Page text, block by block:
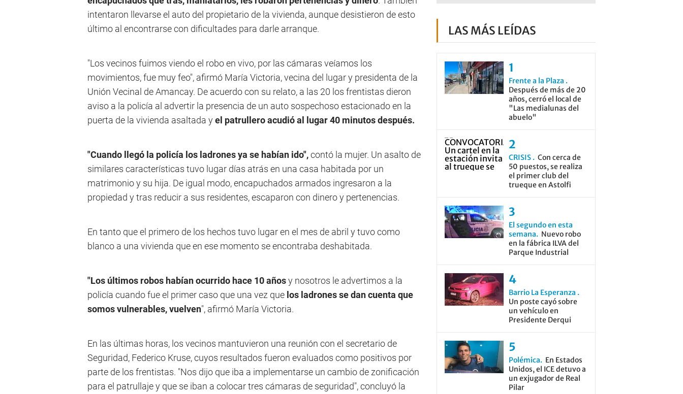
intentaron llevarse el auto del propietario de la vivienda, aunque desistieron de esto
último al encontrarse con dificultades para darle arranque.
"Los vecinos fuimos viendo el robo en vivo, por las cámaras veíamos los
movimientos, fue muy feo", afirmó María Victoria, vecina del lugar y presidenta de la
Unión Vecinal de Amancay. De acuerdo con su relato, a las 20 los frentistas dieron
aviso a la policía al advertir la presencia de un auto sospechoso estacionado en la
puerta de la vivienda asaltada yel patrullero acudió al lugar 40 minutos después.
"Cuando llegó la policía los ladrones ya se habían ido",contó la mujer. Un asalto de
similares características tuvo lugar días atrás en una casa habitada por un
matrimonio y su hija. De igual modo, encapuchados armados ingresaron a la
propiedad y tras reducir a sus residentes, escaparon con dinero y pertenencias.
En tanto que el primero de los hechos tuvo lugar en el mes de abril y tuvo como
blanco a una vivienda que en ese momento se encontraba deshabitada.
"Los últimos robos habían ocurrido hace 10 añosy nosotros le advertimos a la
policía cuando fue el primer caso que una vez que los ladrones se dan cuenta que
somos vulnerables, vuelven", afirmó María Victoria.
En las últimas horas, los vecinos mantuvieron una reunión con el secretario de
Seguridad, Federico Kruse, cuyos resultados fueron evaluados como positivos por
parte de los frentistas. "Nos dijo que iba a implementarse un cambio de zonificación
para el patrullaje y que se iban a colocar tres cámaras de seguridad", concluyó la
LAS MÁS LEÍDAS
Frente a la Plaza
Después de más de 20
años, cerró el local de
"Las medialunas del
abuelo"
CRISIS
Con cerca de
50 puestos, se realiza
el primer club del
trueque en Astolfi
El segundo en esta
semana
Nuevo robo
en la fábrica ILVA del
Parque Industrial
Barrio La Esperanza
Un poste cayó sobre
un vehículo en
Presidente Derqui
Polémica
En Estados
Unidos, el ICE detuvo a
un exjugador de Real
Pilar